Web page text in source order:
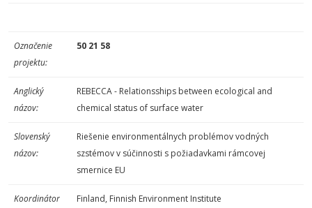
Označenie
projektu:
50 21 58
Anglický
názov:
REBECCA - Relationsships between ecological and
chemical status of surface water
Slovenský
názov:
Riešenie environmentálnych problémov vodných
szstémov v súčinnosti s požiadavkami rámcovej
smernice EU
Koordinátor
Finland, Finnish Environment Institute